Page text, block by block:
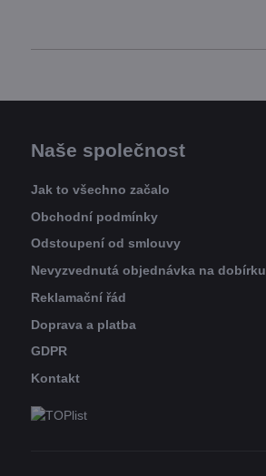
Naše společnost
Jak to všechno začalo
Obchodní podmínky
Odstoupení od smlouvy
Nevyzvednutá objednávka na dobírku
Reklamační řád
Doprava a platba
GDPR
Kontakt